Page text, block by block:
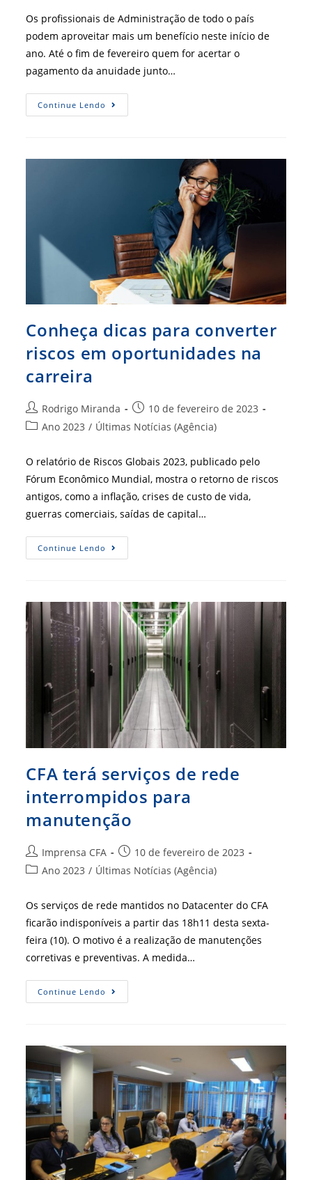
Os profissionais de Administração de todo o país
podem aproveitar mais um benefício neste início de
ano. Até o fim de fevereiro quem for acertar o
pagamento da anuidade junto…
Continue Lendo Aproveite
5%
Da
Conheça dicas para converter
riscos em oportunidades na
carreira
Autor
do
Rodrigo Miranda
Post
publicado:
10 de fevereiro de 2023
Categoria
post:
Ano 2023 / Últimas Notícias (Agência)
O relatório de Riscos Globais 2023, publicado pelo
Fórum Econômico Mundial, mostra o retorno de riscos
antigos, como a inflação, crises de custo de vida,
guerras comerciais, saídas de capital…
Continue Lendo Conheça
Dicas
Oportunidades
Na
Carreira
CFA terá serviços de rede
interrompidos para
manutenção
Autor
do
Imprensa CFA
Post
publicado:
10 de fevereiro de 2023
Categoria
post:
Ano 2023 / Últimas Notícias (Agência)
Os serviços de rede mantidos no Datacenter do CFA
ficarão indisponíveis a partir das 18h11 desta sexta-
feira (10). O motivo é a realização de manutenções
corretivas e preventivas. A medida…
Continue Lendo CFA
Terá
Para
Manutenção